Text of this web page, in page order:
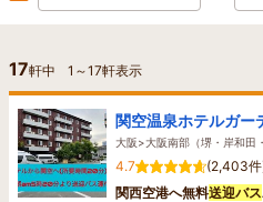
17軒中 1 ～17軒表示
関空温泉ホテルガー
大阪>大阪南部（堺・岸和田
4.7
(2,403件
関西空港へ無料送迎バス